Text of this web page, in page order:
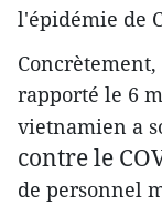
l'épidémie de
rapporté le 6
vietnamien a
contre le
de personnel